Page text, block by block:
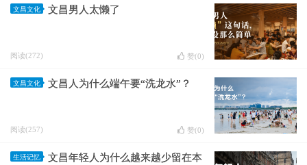
文昌文化 文昌男人太懒了
阅读(272) 赞(0)
文昌文化 文昌人为什么端午要“洗龙水”？
阅读(257) 赞(0)
生活记忆
文昌年轻人为什么越来越少留在本